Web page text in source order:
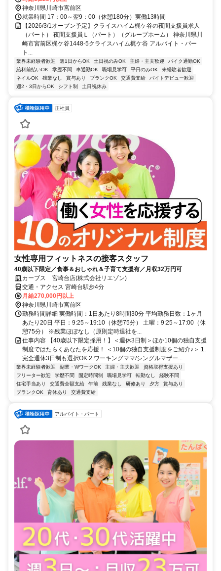
神奈川県川崎市宮前区
就業時間 17：00～翌9：00（休憩180分）実働13時間
【2026/3/1オープン予定】クライスハイム梶ケ谷の夜間支援員求人
（パート） 夜間支援員Ｌ（パート）（グループホーム） 神奈川県川
崎市宮前区梶ケ谷1448-5クライスハイム梶ケ谷 アルバイト・パー
ト...
業界未経験者歓迎 週1日からOK 土日祝のみOK 主婦・主夫歓迎
バイク通勤OK
給料前払いOK
学歴不問 車通勤OK 職場見学可 平日のみOK
未経験者歓迎
ネイルOK
残業なし 賞与あり ブランクOK 交通費支給
バイトデビュー歓迎
週2・3日からOK
シフト制 土日祝休み
正社員
女性専用フィットネスの接客スタッフ
40歳以下限定／食事＆おしゃれ＆子育て支援有／月収32万円可
カーブス 宮崎台店(株式会社リエゾン)
交通・アクセス 宮崎台駅歩4分
月給270,000円以上
神奈川県川崎市宮前区
勤務時間詳細 実働時間：1日あたり8時間30分 平均勤務日数：1ヶ月
あたり20日 平日：9:25～19:10（休憩75分） 土曜：9:25～17:00（休
憩75分） ※残業ほぼなし（原則定時退社を...
仕事内容 【40歳以下限定採用！】＜週休3日制＞ほか10個の独自支援
制度ではたらくあなたを応援！ ＜10個の独自支援制度をご紹介♪＞ 1.
完全週休3日制も選択OK 2.ワーキングママ/シングルマザー...
業界未経験者歓迎 副業・WワークOK 主婦・主夫歓迎
資格取得支援あり
フリーター歓迎
学歴不問 固定時間制 職場見学可 転勤なし
経験不問
住宅手当あり
交通費全額支給 午前 残業なし 研修あり 夕方
賞与あり
ブランクOK
育休あり 交通費支給
アルバイト・パート